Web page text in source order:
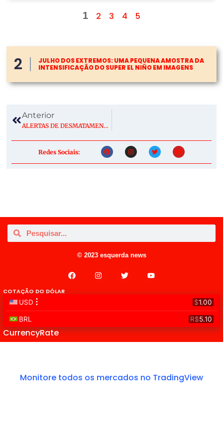
1 2 3 4 5
2
JULHO DOS EXTREMOS: UMA PEQUENA AMOSTRA DA
INTENSIFICAÇÃO DO SUPER EL NIÑO EM IMAGENS
Anterior
ALERTAS DE DESMATAMENTO SOMAM 2.874,38 KM² E INDICAM MENOR ACUMULADO DO DETER DA HISTÓRIA
Redes Sociais:
© 2023 esquerda news
COTAÇÃO DO DÓLAR
CurrencyRate
Monitore todos os mercados no TradingView